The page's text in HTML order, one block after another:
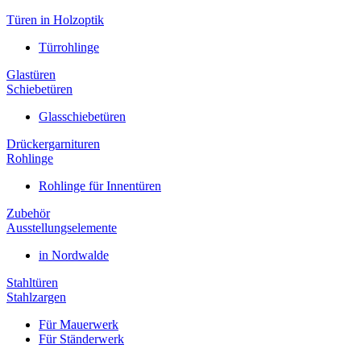
Türen in Holzoptik
Türrohlinge
Glastüren
Schiebetüren
Glasschiebetüren
Drückergarnituren
Rohlinge
Rohlinge für Innentüren
Zubehör
Ausstellungselemente
in Nordwalde
Stahltüren
Stahlzargen
Für Mauerwerk
Für Ständerwerk